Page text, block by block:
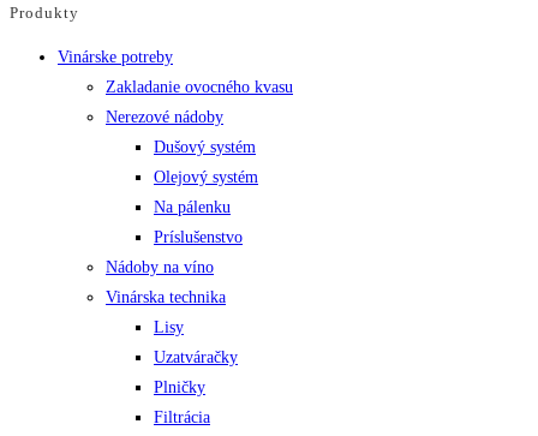
stránke
produktu.
Produkty
Vinárske potreby
Zakladanie ovocného kvasu
Nerezové nádoby
Dušový systém
Olejový systém
Na pálenku
Príslušenstvo
Nádoby na víno
Vinárska technika
Lisy
Uzatváračky
Plničky
Filtrácia